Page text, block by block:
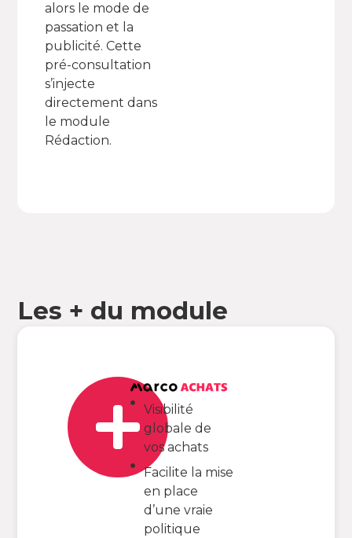
alors le mode de
passation et la
publicité. Cette
pré-consultation
s’injecte
directement dans
le module
Rédaction.
Les + du module
Visibilité
globale de
vos achats
Facilite la mise
en place
d’une vraie
politique